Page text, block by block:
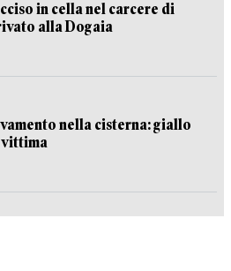
in cella nel carcere di
alla Dogaia
nella cisterna: giallo
vittima